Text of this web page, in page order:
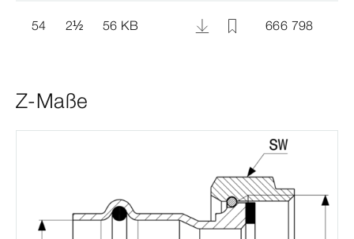
54 2½ 56 KB 666 798
Z-Maße